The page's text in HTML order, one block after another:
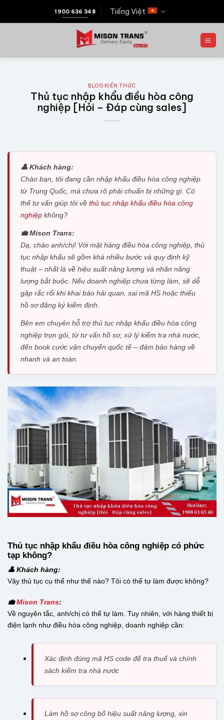
1900 636 348 Tiếng Việt
BLOG KIẾN THỨC
Thủ tục nhập khẩu điều hòa công
nghiệp [Hỏi – Đáp cùng sales]
👤 Khách hàng:
Chào bạn, tôi đang cần nhập khẩu điều hòa công nghiệp
từ Trung Quốc, mà chưa rõ phải chuẩn bị những gì. Có
thể tư vấn giúp tôi về thủ tục nhập khẩu điều hòa công
nghiệp không?
💼 Mison Trans:
Dạ, chào anh/chị! Với mặt hàng điều hòa công nghiệp, thủ
tục nhập khẩu sẽ gồm khá nhiều bước và quy định kỹ
thuật – nhất là về hiệu suất năng lượng và nhãn năng
lượng bắt buộc. Nếu doanh nghiệp chưa từng làm, sẽ dễ
gặp rắc rối khi khai báo hải quan, sai mã HS hoặc thiếu
hồ sơ đăng ký kiểm định.
Bên em chuyên hỗ trợ thủ tục nhập khẩu điều hòa công
nghiệp trọn gói, từ tư vấn hồ sơ, xử lý kiểm tra nhà nước,
đến book cước vận chuyển quốc tế – đảm bảo hàng về
nhanh và an toàn.
Thủ tục nhập khẩu điều hòa công nghiệp có phức
tạp không?
👤 Khách hàng:
Vậy thủ tục cụ thể như thế nào? Tôi có thể tự làm được không?
💼Mison Trans:
Về nguyên tắc, anh/chị có thể tự làm. Tuy nhiên, với hàng thiết bị
điện lạnh như điều hòa công nghiệp, doanh nghiệp cần:
Xác định đúng mã HS code để tra thuế và chính
sách kiểm tra nhà nước
Làm hồ sơ công bố hiệu suất năng lượng, xin